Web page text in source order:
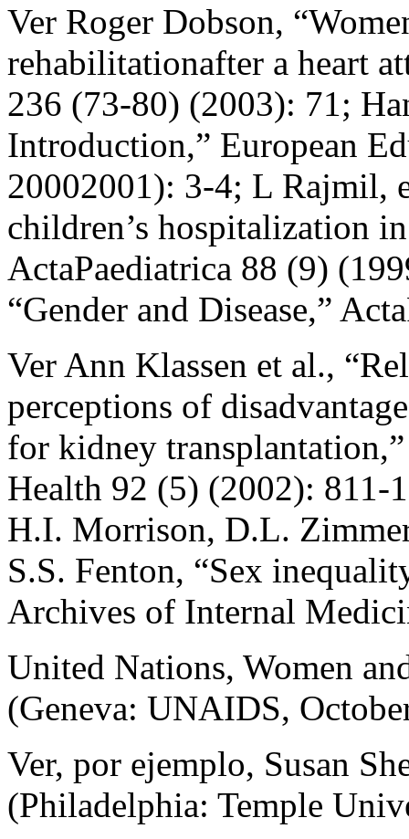
Ver Roger Dobson,
rehabilitationafter a heart
236 (73-80) (2003): 71;
Introduction,” European
20002001): 3-4; L Rajmil,
children’s hospitalization
ActaPaediatrica 88 (9)
“Gender and Disease,”
Ver Ann Klassen et al.,
perceptions of
for kidney
Health 92 (5) (2002): 811-
H.I. Morrison, D.L.
S.S. Fenton, “Sex
Archives of Internal
United Nations, Women
(Geneva: UNAIDS,
Ver, por ejemplo, Susan
(Philadelphia: Temple